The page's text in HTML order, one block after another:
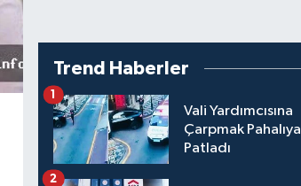
Trend Haberler
Vali Yardımcısına
Çarpmak Pahalıya
Patladı
1
2